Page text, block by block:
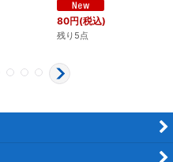
80円(税込)
残り5点